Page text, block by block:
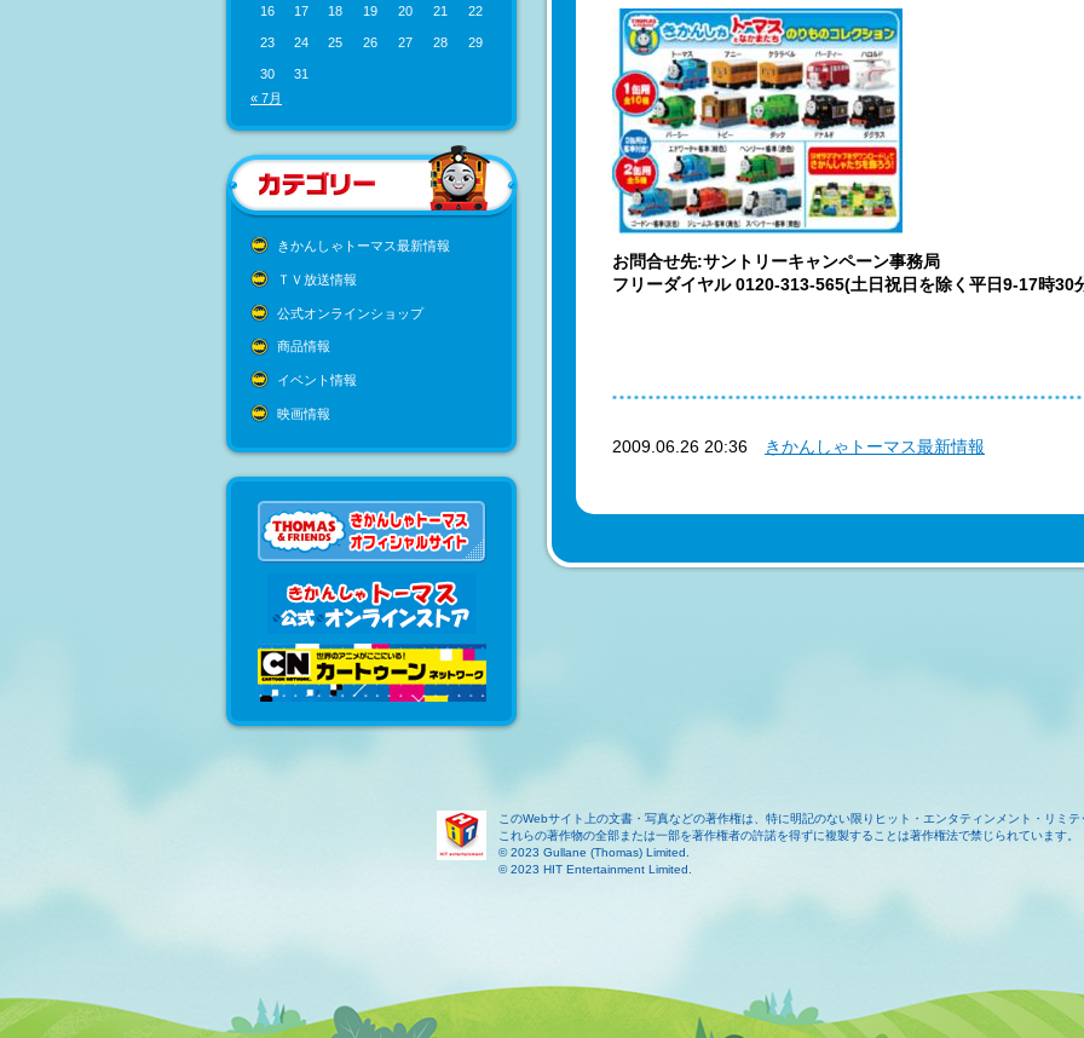
16 17 18 19 20 21 22
23 24 25 26 27 28 29
30
31
« 7月
きかんしゃトーマス最新情報
ＴＶ放送情報
公式オンラインショップ
商品情報
イベント情報
映画情報
お問合せ先:サントリーキャンペーン事務局
フリーダイヤル 0120-313-565(土日祝日を除く平日9-17時30
2009.06.26 20:36 きかんしゃトーマス最新情報
このWebサイト上の文書・写真などの著作権は、特に明記のない限りヒット・エンタティンメント・リミ
これらの著作物の全部または一部を著作権者の許諾を得ずに複製することは著作権法で禁じられています。
© 2023 Gullane (Thomas) Limited.
© 2023 HIT Entertainment Limited.